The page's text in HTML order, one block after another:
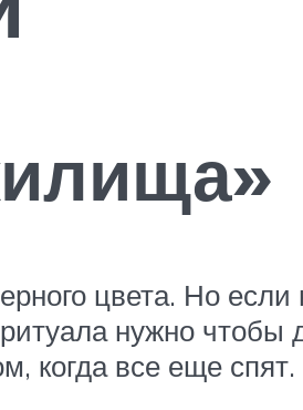
цвета. Но если
нужно чтобы
когда все еще спят.